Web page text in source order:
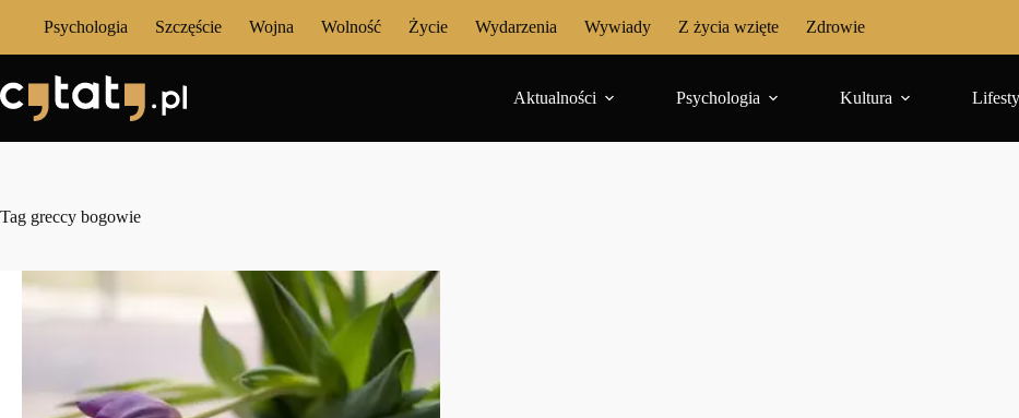
Psychologia Szczęście Wojna Wolność Życie Wydarzenia Wywiady Z życia wzięte Zdrowie
Aktualności Psychologia Kultura
Tag greccy bogowie